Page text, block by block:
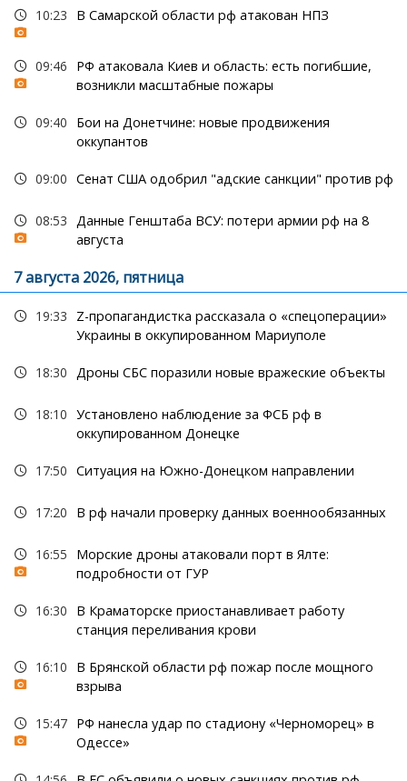
10:23 В Самарской области рф атакован НПЗ
09:46
РФ атаковала Киев и область: есть погибшие,
возникли масштабные пожары
09:40
Бои на Донетчине: новые продвижения
оккупантов
09:00 Сенат США одобрил "адские санкции" против рф
08:53
Данные Генштаба ВСУ: потери армии рф на 8
августа
7 августа 2026, пятница
19:33
Z-пропагандистка рассказала о «спецоперации»
Украины в оккупированном Мариуполе
18:30 Дроны СБС поразили новые вражеские объекты
18:10 Установлено наблюдение за ФСБ рф в
оккупированном Донецке
17:50 Ситуация на Южно-Донецком направлении
17:20 В рф начали проверку данных военнообязанных
16:55
Морские дроны атаковали порт в Ялте:
подробности от ГУР
16:30
В Краматорске приостанавливает работу
станция переливания крови
16:10
В Брянской области рф пожар после мощного
взрыва
15:47 РФ нанесла удар по стадиону «Черноморец» в
Одессе»